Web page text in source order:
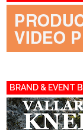
BRAND & EVENT